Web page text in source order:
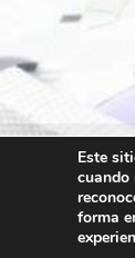
Este
cuando
forma